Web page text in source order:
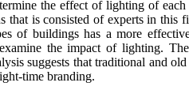
the effect of lighting of
that is consisted of experts in this
of buildings has a more
the impact of lighting.
suggests that traditional and
time branding.